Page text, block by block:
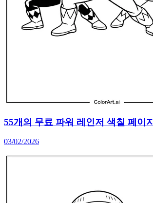
55개의 무료 파워 레인저 색칠 페이지
03/02/2026